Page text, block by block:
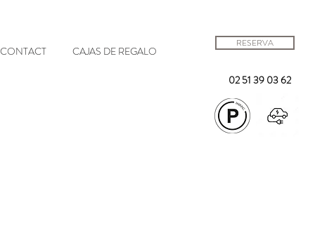
CONTACT CAJAS DE REGALO
RESERVA
02 51 39 03 62